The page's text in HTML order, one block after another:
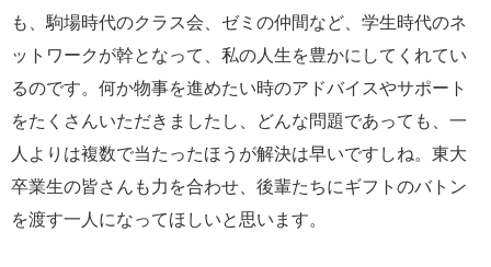
も、駒場時代のクラス会、ゼミの仲間など、学生時代のネ
ットワークが幹となって、私の人生を豊かにしてくれてい
るのです。何か物事を進めたい時のアドバイスやサポート
をたくさんいただきましたし、どんな問題であっても、一
人よりは複数で当たったほうが解決は早いですしね。東大
卒業生の皆さんも力を合わせ、後輩たちにギフトのバトン
を渡す一人になってほしいと思います。